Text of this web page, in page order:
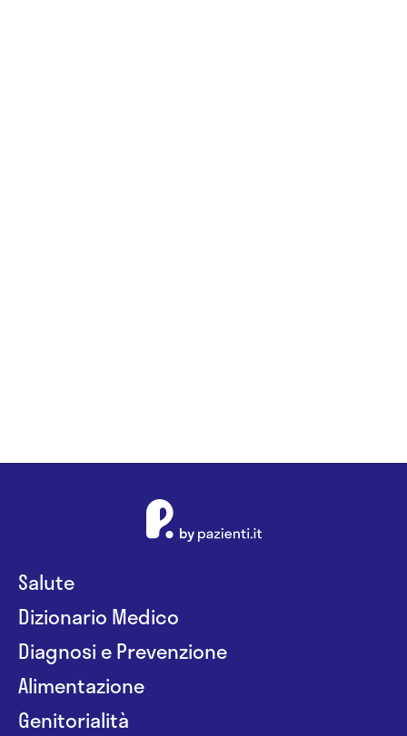
Salute
Dizionario Medico
Diagnosi e Prevenzione
Alimentazione
Genitorialità